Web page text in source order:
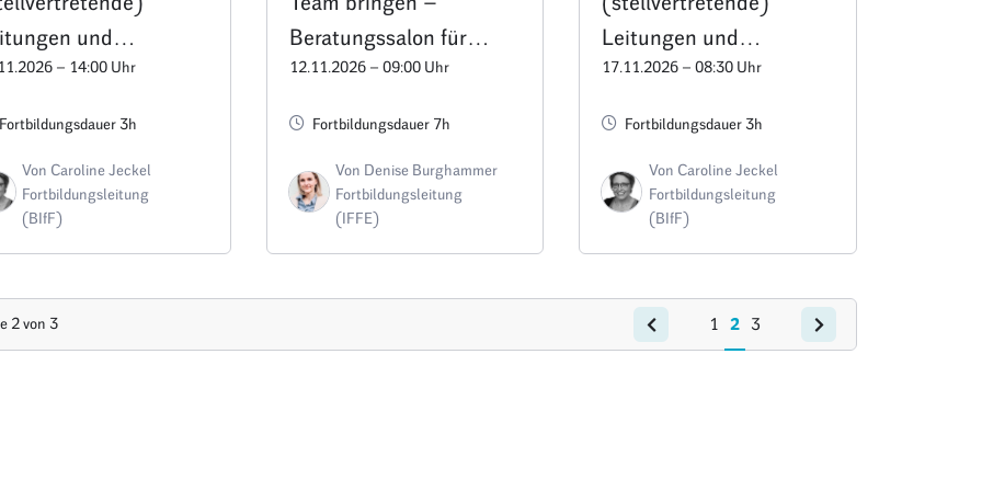
und
B3
– 14:00 Uhr
Fortbildungsdauer 3h
Von Caroline Jeckel
Fortbildungsleitung
(BIfF)
Beratungssalon für
Leitungen und
12.11.2026 – 09:00 Uhr
Fortbildungsdauer 7h
Von Denise Burghammer
Fortbildungsleitung
(IFFE)
Leitungen und
Fachberatungen:
Termin C3
17.11.2026 – 08:30 Uhr
Fortbildungsdauer 3h
Von Caroline Jeckel
Fortbildungsleitung
(BIfF)
2von 3 1 2 3